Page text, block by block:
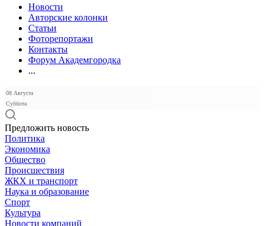
Новости
Авторские колонки
Статьи
Фоторепортажи
Контакты
Форум Академгородка
...
08 Августа
Суббота
Предложить новость
Политика
Экономика
Общество
Происшествия
ЖКХ и транспорт
Наука и образование
Спорт
Культура
Новости компаний